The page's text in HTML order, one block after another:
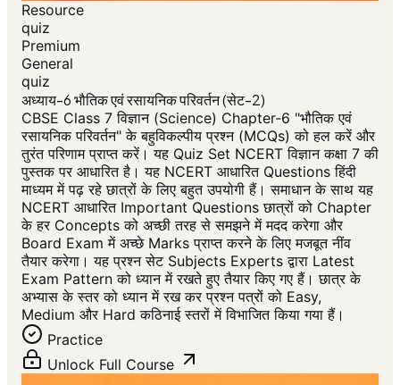
Resource
quiz
Premium
General
quiz
अध्याय-6 भौतिक एवं रसायनिक परिवर्तन (सेट-2)
CBSE Class 7 विज्ञान (Science) Chapter-6 "भौतिक एवं
रसायनिक परिवर्तन" के बहुविकल्पीय प्रश्न (MCQs) को हल करें और
तुरंत परिणाम प्राप्त करें। यह Quiz Set NCERT विज्ञान कक्षा 7 की
पुस्तक पर आधारित है। यह NCERT आधारित Questions हिंदी
माध्यम में पढ़ रहे छात्रों के लिए बहुत उपयोगी हैं। समाधान के साथ यह
NCERT आधारित Important Questions छात्रों को Chapter
के हर Concepts को अच्छी तरह से समझने में मदद करेगा और
Board Exam में अच्छे Marks प्राप्त करने के लिए मजबूत नींव
तैयार करेगा। यह प्रश्न सेट Subjects Experts द्वारा Latest
Exam Pattern को ध्यान में रखते हुए तैयार किए गए हैं। छात्र के
अभ्यास के स्तर को ध्यान में रख कर प्रश्न पत्रों को Easy,
Medium और Hard कठिनाई स्तरों में विभाजित किया गया हैं।
Practice
Unlock Full Course